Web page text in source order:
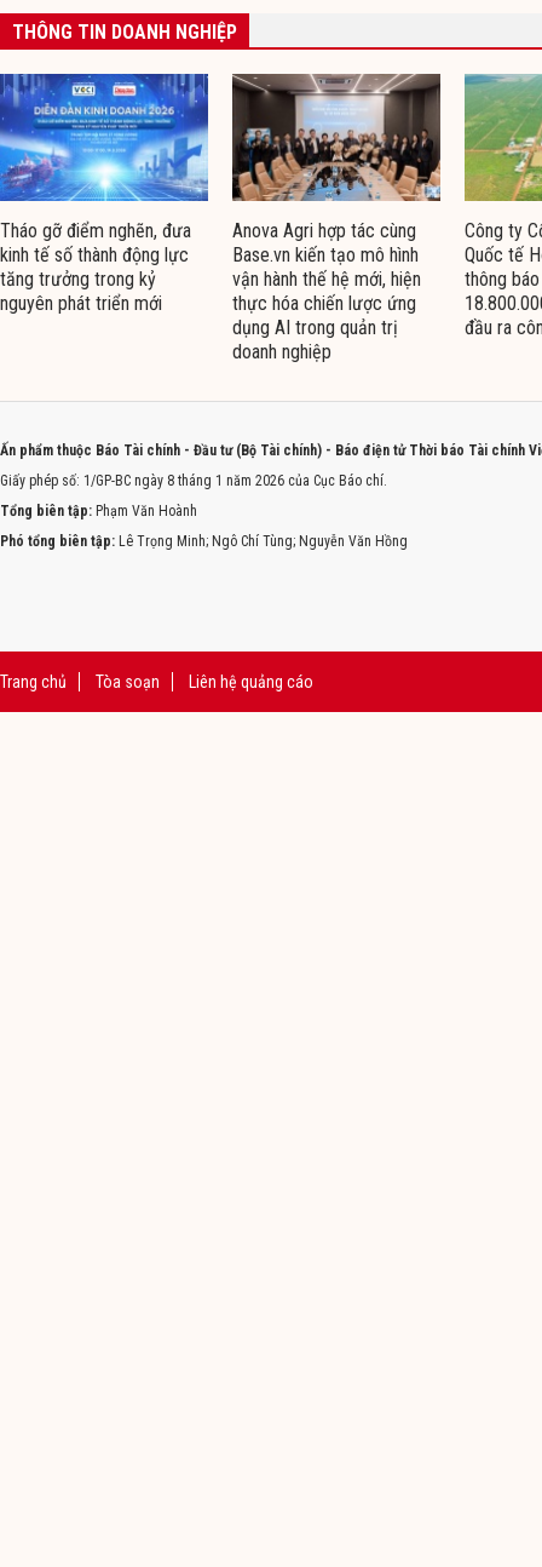
THÔNG TIN DOANH NGHIỆP
Tháo gỡ điểm nghẽn, đưa
kinh tế số thành động lực
tăng trưởng trong kỷ
nguyên phát triển mới
Anova Agri hợp tác cùng
Base.vn kiến tạo mô hình
vận hành thế hệ mới, hiện
thực hóa chiến lược ứng
dụng AI trong quản trị
doanh nghiệp
Công ty
Quốc tế
thông
đầu ra
Ấn phẩm thuộc Báo Tài chính - Đầu tư (Bộ Tài chính) - Báo điện tử Thời báo Tài chính
Giấy phép số: 1/GP-BC ngày 8 tháng 1 năm 2026 của Cục Báo chí.
Tổng biên tập: Phạm Văn Hoành
Phó tổng biên tập: Lê Trọng Minh; Ngô Chí Tùng; Nguyễn Văn Hồng
Trang chủ Tòa soạn Liên hệ quảng cáo